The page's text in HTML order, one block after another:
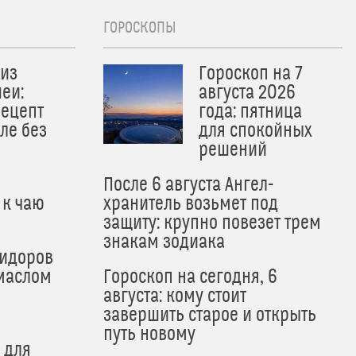
без
чаю
ГОРОСКОПЫ
Гороскоп на 7
августа 2026
года: пятница
для спокойных
решений
После 6 августа Ангел-
хранитель возьмет под
защиту: крупно повезет трем
знакам зодиака
Гороскоп на сегодня, 6
августа: кому стоит
завершить старое и открыть
путь новому